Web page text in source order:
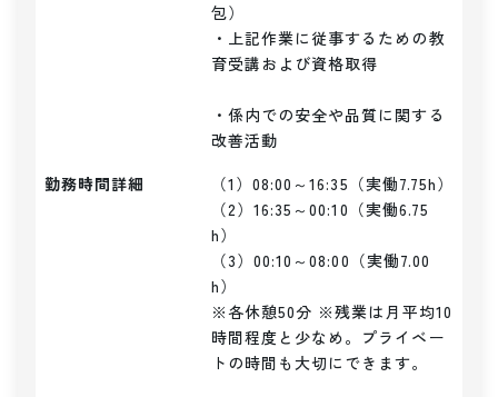
包）
・上記作業に従事するための教
育受講および資格取得
・係内での安全や品質に関する
改善活動
勤務時間詳細
（1）08:00～16:35（実働7.75h）
（2）16:35～00:10（実働6.75
h）
（3）00:10～08:00（実働7.00
h）
※各休憩50分 ※残業は月平均10
時間程度と少なめ。プライベー
トの時間も大切にできます。